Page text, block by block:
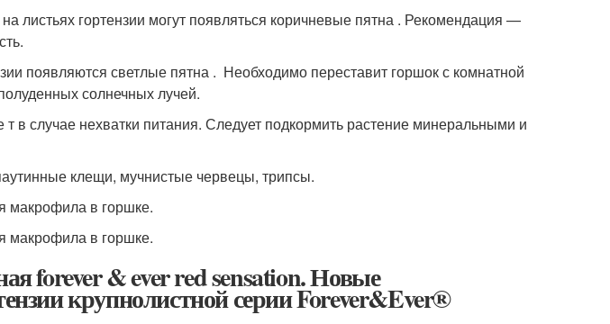
листьях гортензии могут появляться коричневые пятна . Рекомендация —
появляются светлые пятна . Необходимо переставит горшок с комнатной
солнечных лучей.
в случае нехватки питания. Следует подкормить растение минеральными и
клещи, мучнистые червецы, трипсы.
forever & ever red sensation. Новые
крупнолистной серии Forever&Ever®